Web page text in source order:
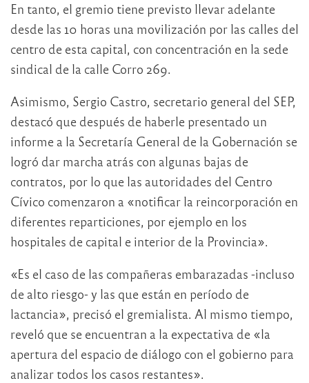
En tanto, el gremio tiene previsto llevar adelante
desde las 10 horas una movilización por las calles del
centro de esta capital, con concentración en la sede
sindical de la calle Corro 269.
Asimismo, Sergio Castro, secretario general del SEP,
destacó que después de haberle presentado un
informe a la Secretaría General de la Gobernación se
logró dar marcha atrás con algunas bajas de
contratos, por lo que las autoridades del Centro
Cívico comenzaron a «notificar la reincorporación en
diferentes reparticiones, por ejemplo en los
hospitales de capital e interior de la Provincia».
«Es el caso de las compañeras embarazadas -incluso
de alto riesgo- y las que están en período de
lactancia», precisó el gremialista. Al mismo tiempo,
reveló que se encuentran a la expectativa de «la
apertura del espacio de diálogo con el gobierno para
analizar todos los casos restantes».